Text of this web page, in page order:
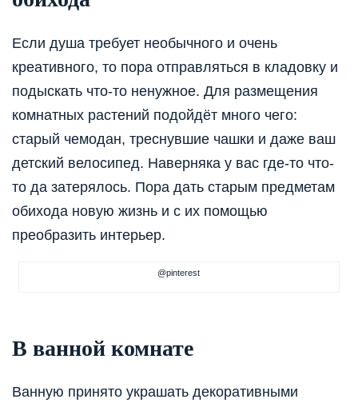
Если душа требует необычного и очень
креативного, то пора отправляться в кладовку и
подыскать что-то ненужное. Для размещения
комнатных растений подойдёт много чего:
старый чемодан, треснувшие чашки и даже ваш
детский велосипед. Наверняка у вас где-то что-
то да затерялось. Пора дать старым предметам
обихода новую жизнь и с их помощью
преобразить интерьер.
@pinterest
В ванной комнате
Ванную принято украшать декоративными